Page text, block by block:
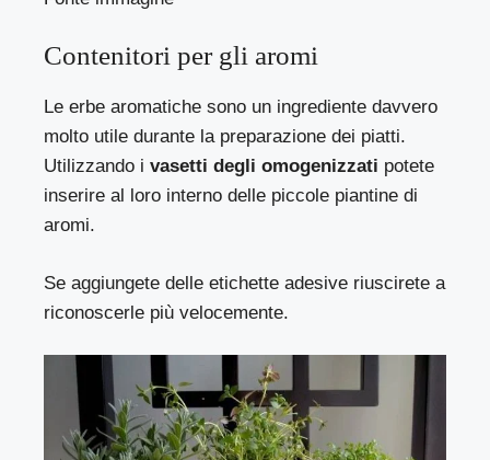
Contenitori per gli aromi
Le erbe aromatiche sono un ingrediente davvero
molto utile durante la preparazione dei piatti.
Utilizzando ivasetti degli omogenizzati potete
inserire al loro interno delle piccole piantine di
aromi.
Se aggiungete delle etichette adesive riuscirete a
riconoscerle più velocemente.